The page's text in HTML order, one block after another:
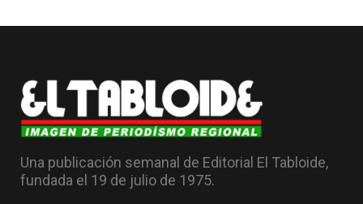
Una publicación semanal de Editorial El Tabloide,
fundada el 19 de julio de 1975.